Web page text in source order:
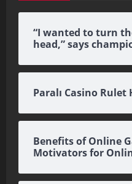
“I wanted to turn
head,” says
Paralı Casino Rulet
Benefits of Online
Motivators for